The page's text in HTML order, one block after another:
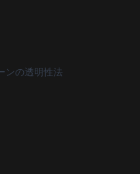
ンの透明性法